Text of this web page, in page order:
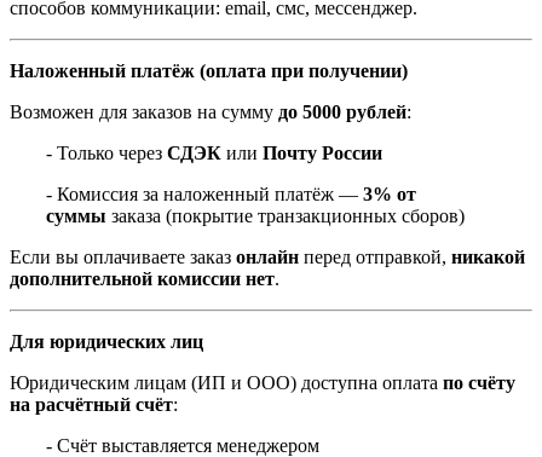
способов коммуникации: email, смс, мессенджер.
Наложенный платёж (оплата при получении)
Возможен для заказов на сумму до 5000 рублей:
- Только через СДЭК или Почту России
- Комиссия за наложенный платёж — 3% от
суммы заказа (покрытие транзакционных сборов)
Если вы оплачиваете заказ онлайн перед отправкой, никакой
дополнительной комиссии нет.
Для юридических лиц
Юридическим лицам (ИП и ООО) доступна оплата по счёту
на расчётный счёт:
- Счёт выставляется менеджером